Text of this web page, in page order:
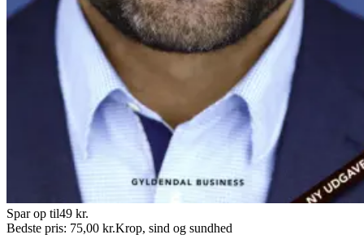
Spar op til49 kr.
Bedste pris: 75,00 kr.Krop, sind og sundhed